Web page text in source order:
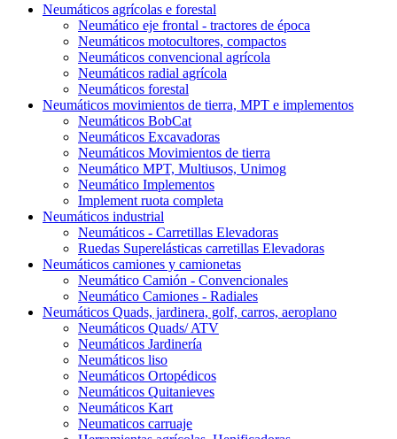
Neumáticos agrícolas e forestal
Neumático eje frontal - tractores de época
Neumáticos motocultores, compactos
Neumáticos convencional agrícola
Neumáticos radial agrícola
Neumáticos forestal
Neumáticos movimientos de tierra, MPT e implementos
Neumáticos BobCat
Neumáticos Excavadoras
Neumáticos Movimientos de tierra
Neumático MPT, Multiusos, Unimog
Neumático Implementos
Implement ruota completa
Neumáticos industrial
Neumáticos - Carretillas Elevadoras
Ruedas Superelásticas carretillas Elevadoras
Neumáticos camiones y camionetas
Neumático Camión - Convencionales
Neumático Camiones - Radiales
Neumáticos Quads, jardinera, golf, carros, aeroplano
Neumáticos Quads/ ATV
Neumáticos Jardinería
Neumáticos liso
Neumáticos Ortopédicos
Neumáticos Quitanieves
Neumáticos Kart
Neumaticos carruaje